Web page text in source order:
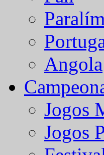
Angola
Jogos
Jogos